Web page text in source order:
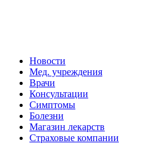
Новости
Мед. учреждения
Врачи
Консультации
Симптомы
Болезни
Магазин лекарств
Страховые компании